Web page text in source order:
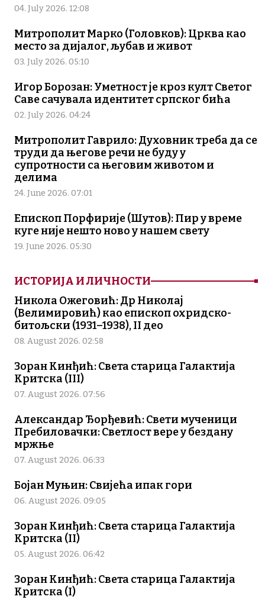
04. July 2026. 12:08
Митрополит Марко (Головков): Црква као
место за дијалог, љубав и живот
03. July 2026. 05:10
Игор Борозан: Уметност је кроз култ Светог
Саве сачувала идентитет српског бића
02. July 2026. 04:24
Митрополит Гаврило: Духовник треба да се
труди да његове речи не буду у
супротности са његовим животом и
делима
24. June 2026. 07:01
Епископ Порфирије (Шутов): Пир у време
куге није нешто ново у нашем свету
19. June 2026. 05:30
ИСТОРИЈА И ЛИЧНОСТИ
Никола Ожеговић: Др Николај
(Велимировић) као епископ охридско-
битољски (1931–1938), II део
08. August 2026. 02:58
Зоран Кинђић: Света старица Галактија
Критска (III)
07. August 2026. 07:56
Александар Ђорђевић: Свети мученици
Пребиловачки: Светлост вере у бездану
мржње
07. August 2026. 06:33
Бојан Муњин: Свијећа ипак гори
06. August 2026. 09:05
Зоран Кинђић: Света старица Галактија
Критска (II)
05. August 2026. 06:42
Зоран Кинђић: Света старица Галактија
Критска (I)